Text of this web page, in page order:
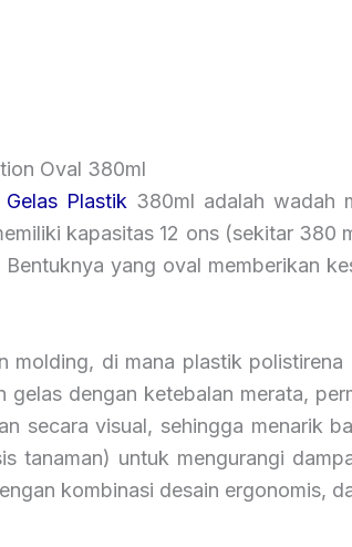
Oval 380ml
Gelas Plastik 380ml adalah wadah
kapasitas 12 ons (sekitar
yang oval memberikan
molding, di mana plastik
gelas dengan ketebalan merata,
secara visual, sehingga menarik
tanaman) untuk mengurangi
kombinasi desain ergonomis,